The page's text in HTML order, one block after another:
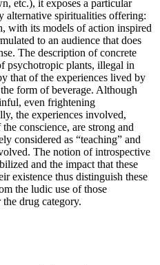
etc.), it exposes a particular
alternative spiritualities offering:
with its models of action inspired
to an audience that does
The description of concrete
psychotropic plants, illegal in
that of the experiences lived by
form of beverage. Although
even frightening
the experiences involved,
conscience, are strong and
considered as “teaching” and
The notion of introspective
and the impact that these
existence thus distinguish these
the ludic use of those
drug category.